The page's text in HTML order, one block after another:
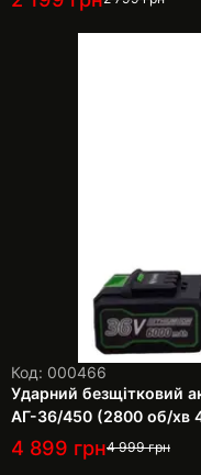
Код: 000466
Ударний безщітковий
АГ-36/450 (2800 об/хв
4 899 грн4 999грн